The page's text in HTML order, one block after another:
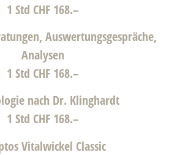
1 Std CHF 168.–
Auswertungsgespräche,
Analysen
1 Std CHF 168.–
nach Dr. Klinghardt
1 Std CHF 168.–
Vitalwickel Classic